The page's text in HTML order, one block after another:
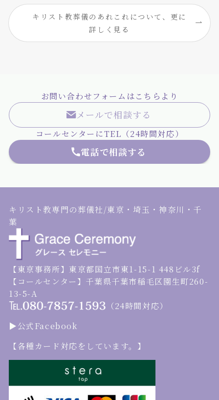
キリスト教葬儀のあれこれについて、更に
詳しく見る
お問い合わせフォームはこちらより
メールで相談する
コールセンターにTEL（24時間対応）
電話で相談する
キリスト教専門の葬儀社/東京・埼玉・神奈川・千
葉
【東京事務所】東京都国立市東1-15-1 448ビル3f
【コールセンター】千葉県千葉市稲毛区園生町260-
13-5-A
（24時間対応）
▶︎公式Facebook
【各種カード対応をしています。】